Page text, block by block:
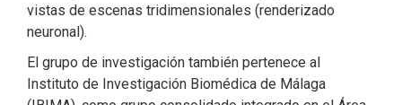
vistas de escenas tridimensionales (renderizado
neuronal).
El grupo de investigación también pertenece al
Instituto de Investigación Biomédica de Málaga